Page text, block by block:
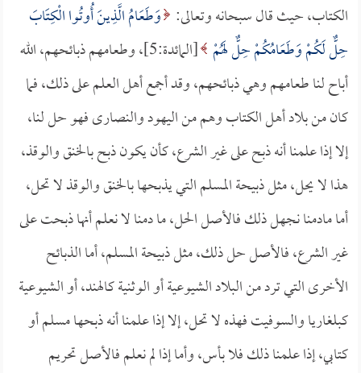
الكتاب، حيث قال سبحانه وتعالى: وَطَعَامُ الَّذِينَ أُوتُوا الْكِتَابَ
حِلٌّ لَكُمْ وَطَعَامُكُمْ حِلٌّ لَهُمْ
[المائدة:5]، وطعامهم ذبائحهم، الله
أباح لنا طعامهم وهي ذبائحهم، وقد أجمع أهل العلم على ذلك، فما
كان من بلاد أهل الكتاب وهم من اليهود والنصارى فهو حل لنا،
إلا إذا علمنا أنه ذبح على غير الشرع، كأن يكون ذبح بالخنق والوقذ،
هذا لا يحل، مثل ذبيحة المسلم التي يذبحها بالخنق والوقذ لا تحل،
أما مادمنا نجهل ذلك فالأصل الحل، ما دمنا لا نعلم أنها ذبحت على
غير الشرع، فالأصل حل ذلك، مثل ذبيحة المسلم، أما الذبائح
الأخرى التي ترد من البلاد الشيوعية أو الوثنية كالهند، أو الشيوعية
كبلغاريا والسوفيت فهذه لا تحل، إلا إذا علمنا أنه ذبحها مسلم أو
كتابي، إذا علمنا ذلك فلا بأس، وأما إذا لم نعلم فالأصل تحريم